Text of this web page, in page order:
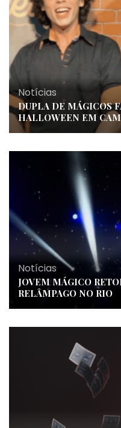
Notícias
DUPLA DE MÁGICOS
HALLOWEEN EM
Notícias
JOVEM MÁGICO
RELÂMPAGO NO RIO